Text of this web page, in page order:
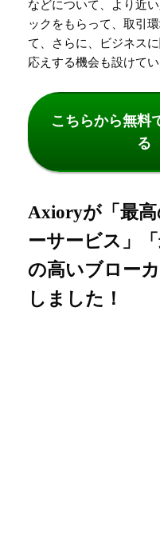
などについて、より近
ックをもらって、取引
て、さらに、ビジネス
応えする機会も設けてい
こちらから無料
る
Axioryが「最
ーサービス」
の高いブロー
しました！